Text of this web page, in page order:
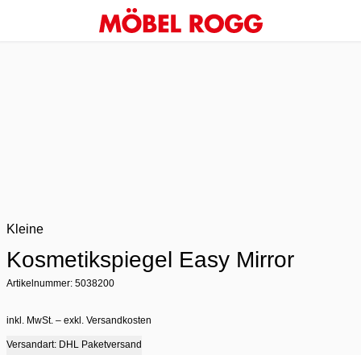
Kleine
Kosmetikspiegel Easy Mirror
Artikelnummer: 5038200
inkl. MwSt. – exkl. Versandkosten
Versandart: DHL Paketversand